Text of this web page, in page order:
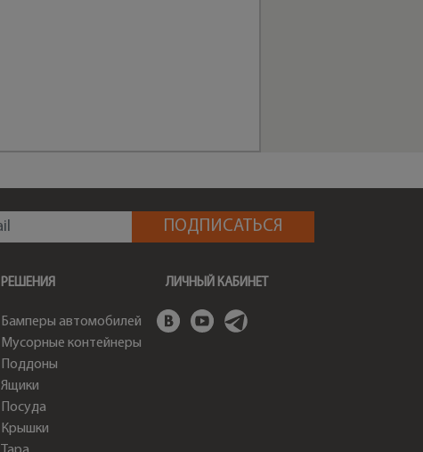
РЕШЕНИЯ
Бамперы автомобилей
Мусорные контейнеры
Поддоны
Ящики
Посуда
Крышки
ЛИЧНЫЙ КАБИНЕТ